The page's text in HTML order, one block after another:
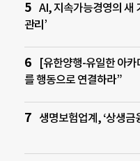
AI, 지속가능경영의 새
관리’
[유한양행-유일한 아카
를 행동으로 연결하라”
생명보험업계, ‘상생금